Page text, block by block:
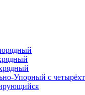
Упорный с